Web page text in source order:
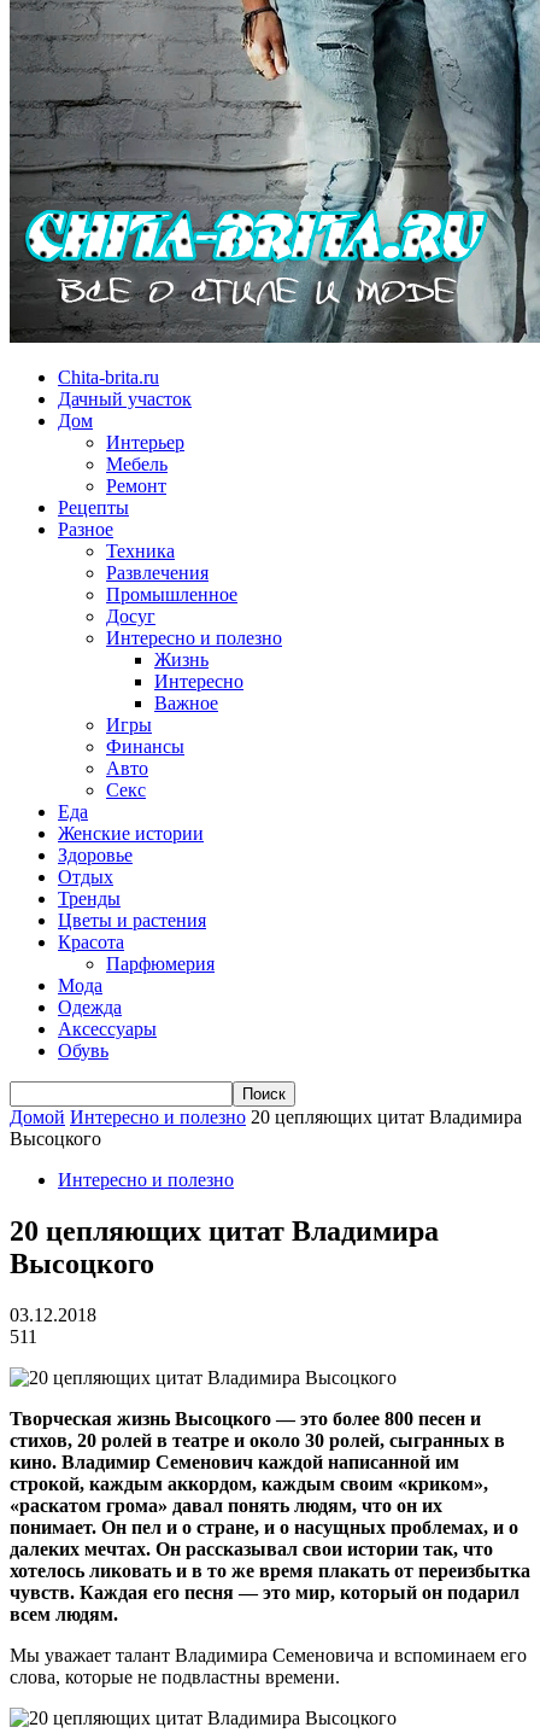
Chita-brita.ru
Дачный участок
Дом
Интерьер
Мебель
Ремонт
Рецепты
Разное
Техника
Развлечения
Промышленное
Досуг
Интересно и полезно
Жизнь
Интересно
Важное
Игры
Финансы
Авто
Секс
Еда
Женские истории
Здоровье
Отдых
Тренды
Цветы и растения
Красота
Парфюмерия
Мода
Одежда
Аксессуары
Обувь
Домой Интересно и полезно 20 цепляющих цитат Владимира
Высоцкого
Интересно и полезно
20 цепляющих цитат Владимира
Высоцкого
03.12.2018
511
Творческая жизнь Высоцкого — это более 800 песен и
стихов, 20 ролей в театре и около 30 ролей, сыгранных в
кино. Владимир Семенович каждой написанной им
строкой, каждым аккордом, каждым своим «криком»,
«раскатом грома» давал понять людям, что он их
понимает. Он пел и о стране, и о насущных проблемах, и о
далеких мечтах. Он рассказывал свои истории так, что
хотелось ликовать и в то же время плакать от переизбытка
чувств. Каждая его песня — это мир, который он подарил
всем людям.
Мы уважает талант Владимира Семеновича и вспоминаем его
слова, которые не подвластны времени.